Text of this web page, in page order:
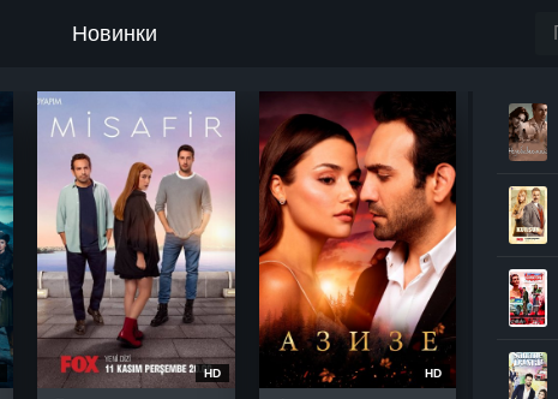
Новинки
HD HD